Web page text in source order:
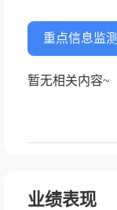
重点信息监测
暂无相关内容~
业绩表现